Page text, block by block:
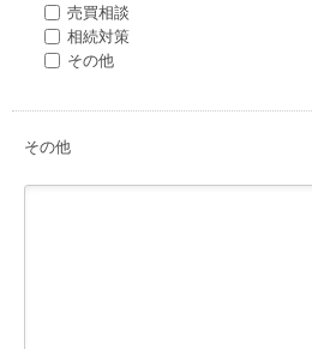
売買相談
相続対策
その他
その他